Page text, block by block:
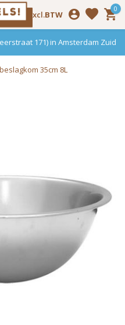
Incl. Excl.BTW
0
171) in Amsterdam Zuid
35cm 8L